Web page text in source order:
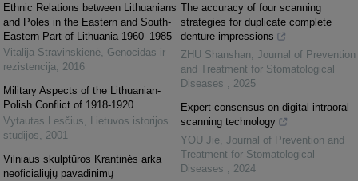
Ethnic Relations between Lithuanians
and Poles in the Eastern and South-
Eastern Part of Lithuania 1960–1985
Vitalija Stravinskienė, Genocidas ir
rezistencija, 2016
Military Aspects of the Lithuanian-
Polish Conflict of 1918-1920
Vytautas Lesčius, Lietuvos istorijos
studijos, 2001
Vilniaus skulptūros Krantinės arka
neoficialiųjų pavadinimų
The accuracy of four scanning
strategies for duplicate complete
denture impressions
ZHU Shanshan, Journal of Prevention
and Treatment for Stomatological
Diseases , 2025
Expert consensus on digital intraoral
scanning technology
YOU Jie, Journal of Prevention and
Treatment for Stomatological
Diseases , 2024